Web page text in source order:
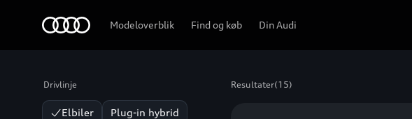
Modeloverblik Find og køb Din Audi
Drivlinje
Elbiler Plug-in hybrid
Resultater(15)